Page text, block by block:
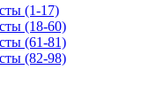
(1-17)
(18-60)
(61-81)
(82-98)